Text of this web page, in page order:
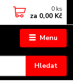
Menu
Hledat
0 ks
za 0,00 Kč